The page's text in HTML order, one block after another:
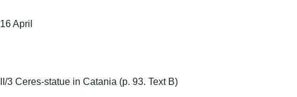
16 April
II/3 Ceres-statue in Catania (p. 93. Text B)